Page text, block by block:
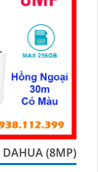
DAHUA (8MP)